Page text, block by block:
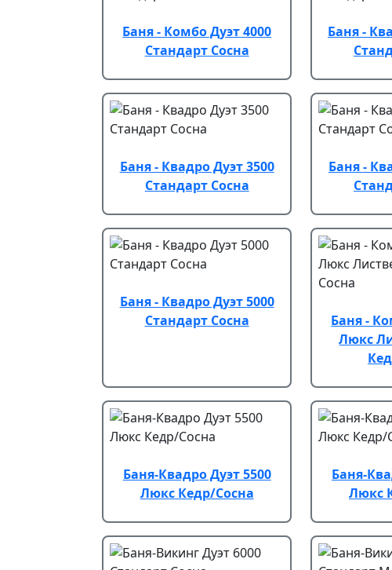
Баня - Комбо Дуэт 4000
Стандарт Сосна
Баня -
Баня - Квадро Дуэт 3500
Стандарт Сосна
Баня -
Баня - Квадро Дуэт 5000
Стандарт Сосна
Баня -
Люкс
Баня-Квадро Дуэт 5500
Люкс Кедр/Сосна
Баня-
Люкс